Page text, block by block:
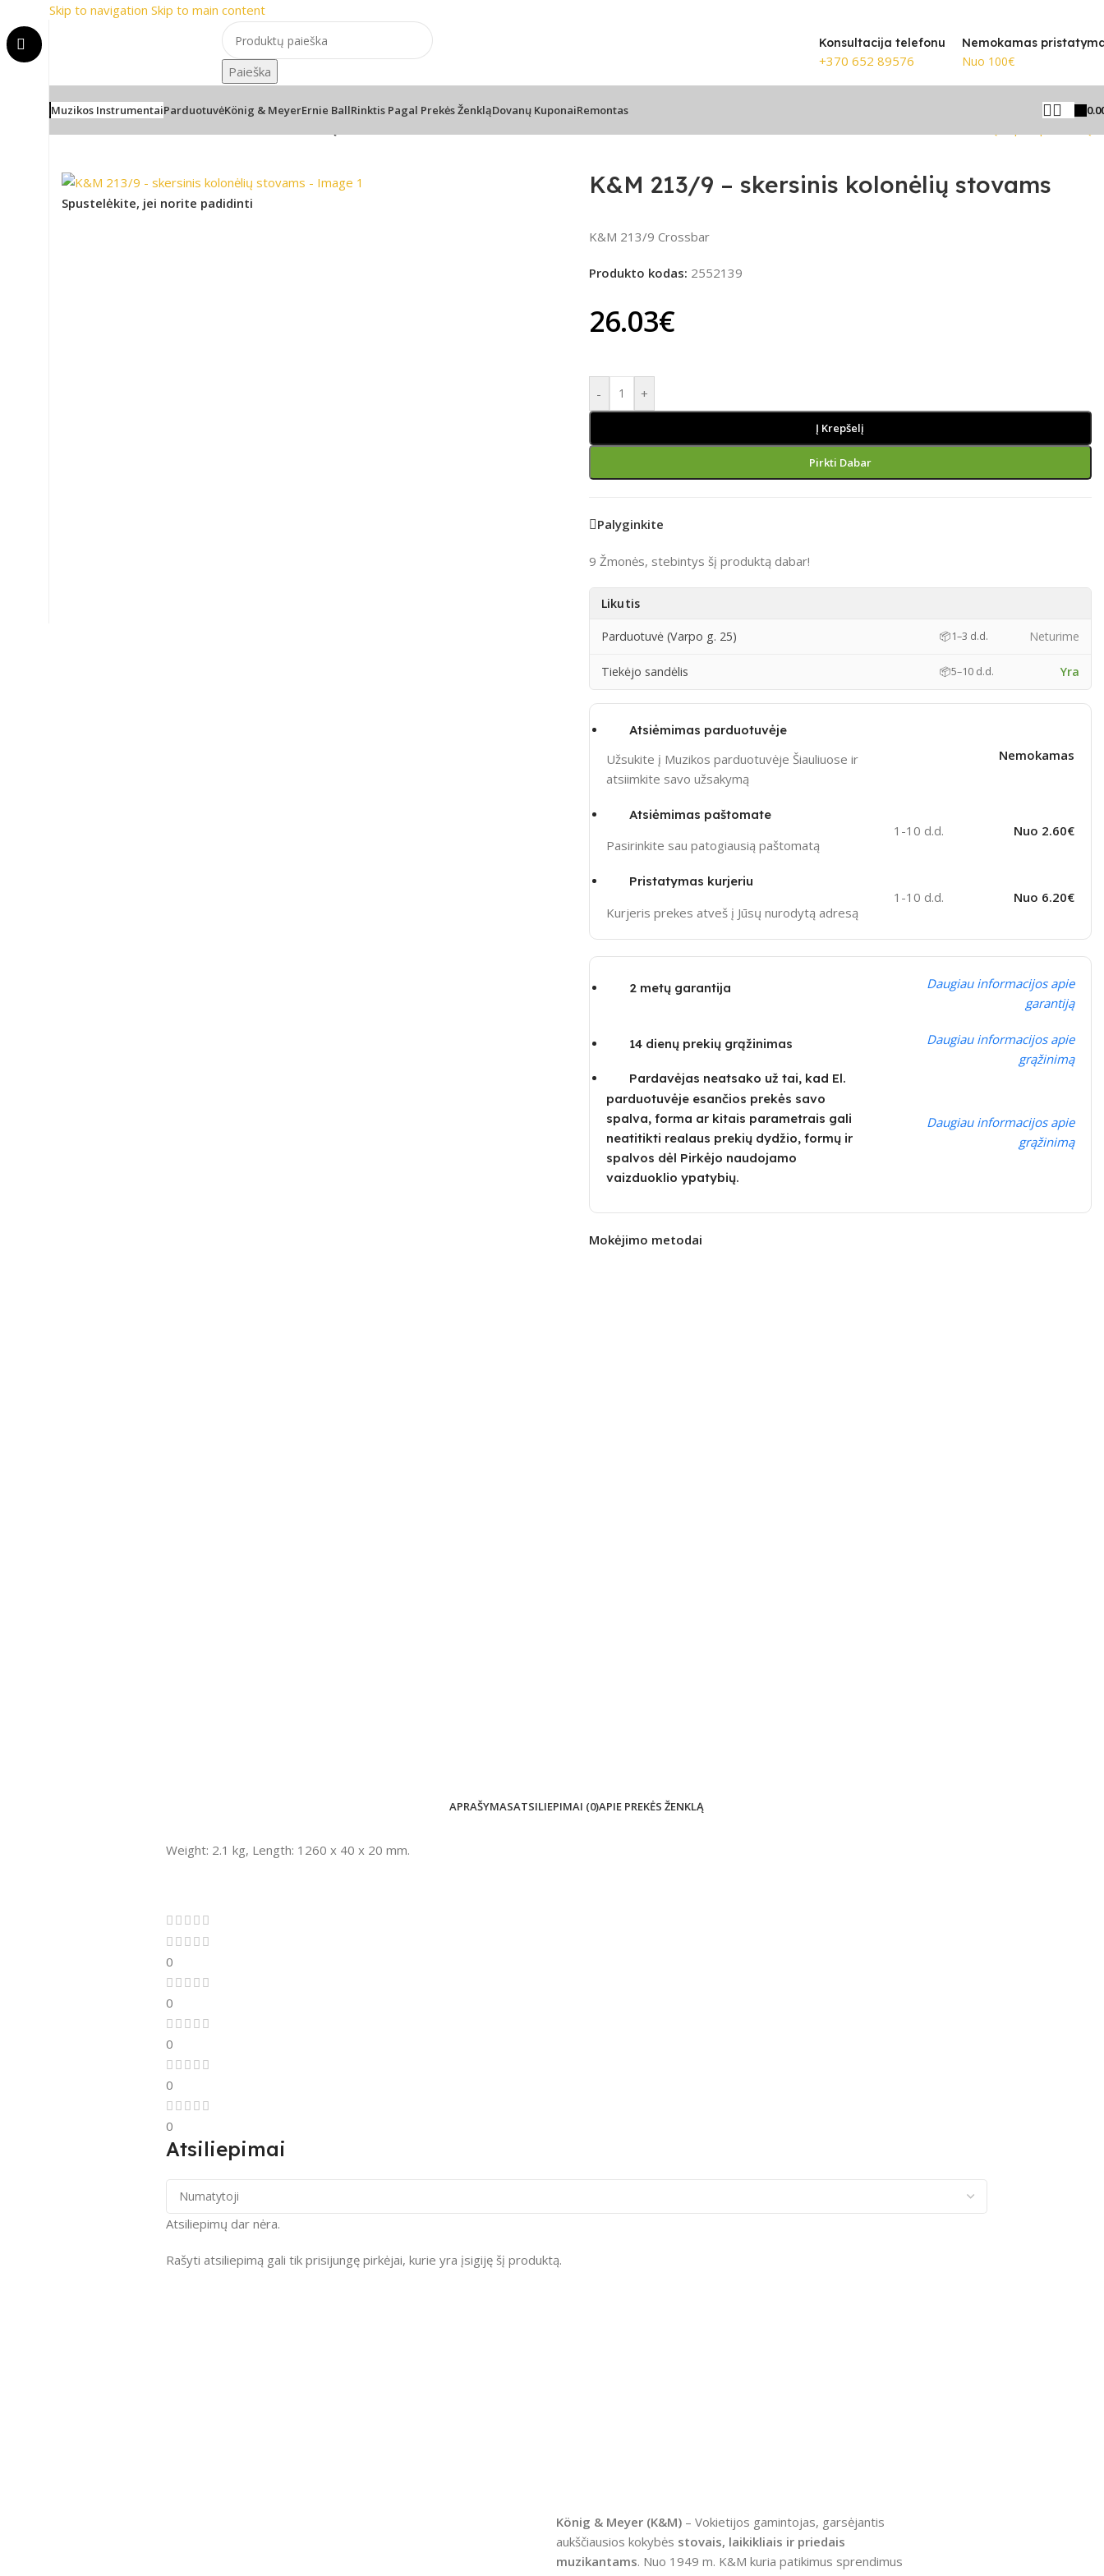
Skip to navigation Skip to main content
📦 Nemokamas pristatymas nuo 100€🎸 Žinomiausi prekių ženklai
📦 Nemokamas pristatymas nuo 100€
Paieška
Konsultacija telefonu
+370 652 89576
Nemokamas
Nuo 100€
Muzikos InstrumentaiParduotuvėKönig & MeyerErnie BallRinktis Pagal Prekės ŽenkląDovanų KuponaiRemontas
Spustelėkite, jei norite padidinti
K&M 213/9 – skersinis kolonėlių stovams
K&M 213/9 Crossbar
Produkto kodas: 2552139
26.03€
- +
Į Krepšelį
Pirkti Dabar
Palyginkite
9 Žmonės, stebintys šį produktą dabar!
Likutis
Parduotuvė (Varpo g. 25) 📦1–3 d.d. Neturime
Tiekėjo sandėlis 📦5–10 d.d. Yra
Atsiėmimas parduotuvėje
Užsukite į Muzikos parduotuvėje Šiauliuose ir
atsiimkite savo užsakymą
Nemokamas
Atsiėmimas paštomate
Pasirinkite sau patogiausią paštomatą
1-10 d.d. Nuo 2.60€
Pristatymas kurjeriu
Kurjeris prekes atveš į Jūsų nurodytą adresą
1-10 d.d. Nuo 6.20€
2 metų garantija
Daugiau informacijos apie
garantiją
14 dienų prekių grąžinimas
Daugiau informacijos apie
grąžinimą
Pardavėjas neatsako už tai, kad El.
parduotuvėje esančios prekės savo
spalva, forma ar kitais parametrais gali
neatitikti realaus prekių dydžio, formų ir
spalvos dėl Pirkėjo naudojamo
vaizduoklio ypatybių.
Daugiau informacijos apie
grąžinimą
Mokėjimo metodai
APRAŠYMASATSILIEPIMAI (0)APIE PREKĖS ŽENKLĄ
Weight: 2.1 kg, Length: 1260 x 40 x 20 mm.
0
0
0
0
0
Atsiliepimai
Atsiliepimų dar nėra.
Rašyti atsiliepimą gali tik prisijungę pirkėjai, kurie yra įsigiję šį produktą.
König & Meyer (K&M) – Vokietijos gamintojas, garsėjantis
aukščiausios kokybės stovais, laikikliais ir priedais
muzikantams. Nuo 1949 m. K&M kuria patikimus sprendimus